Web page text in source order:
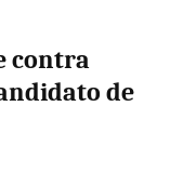
contra
de